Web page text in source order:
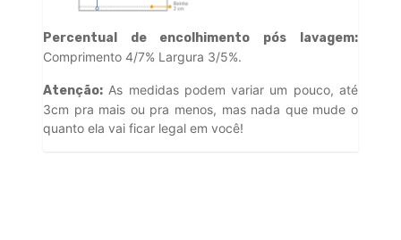
Percentual de encolhimento pós lavagem:
Comprimento 4/7% Largura 3/5%.
Atenção: As medidas podem variar um pouco, até
3cm pra mais ou pra menos, mas nada que mude o
quanto ela vai ficar legal em você!